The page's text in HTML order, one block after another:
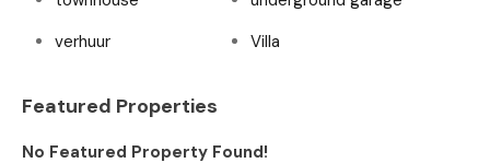
verhuur
Villa
Featured Properties
No Featured Property Found!